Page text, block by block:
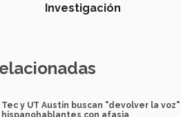
Investigación
Tec y UT Austin buscan "devolver la voz"
hispanohablantes con afasia